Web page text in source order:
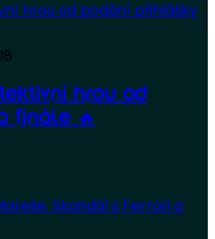
hrou od
finále 🔥